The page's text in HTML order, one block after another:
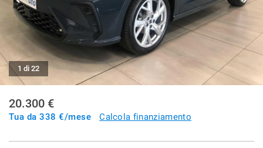
ASSISTENZA
DICONO DI NOI
CONTATTI
1 di 22
20.300 €
Tua da338 €/mese Calcola finanziamento